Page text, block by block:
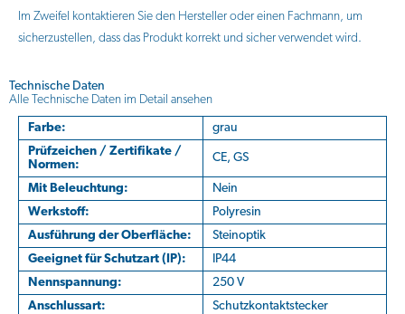
Im Zweifel kontaktieren Sie den Hersteller oder einen Fachmann, um
sicherzustellen, dass das Produkt korrekt und sicher verwendet wird.
Technische Daten
Alle Technische Daten im Detail ansehen
Farbe:
grau
Prüfzeichen / Zertifikate /
Normen:
CE, GS
Mit Beleuchtung:
Nein
Werkstoff:
Polyresin
Ausführung der Oberfläche:
Steinoptik
Geeignet für Schutzart (IP):
IP44
Nennspannung:
250 V
Anschlussart:
Schutzkontaktstecker